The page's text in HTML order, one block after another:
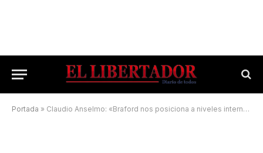
Portada » Claudio Anselmo: «Braford nos posiciona a niveles internacionales»